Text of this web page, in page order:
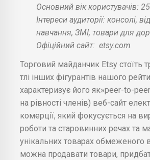
Основний вік користувачів:
Інтереси аудиторії: консолі,
навчання, ЗМІ, товари для
Офіційний сайт: etsy.com
Торговий майданчик Etsy стоїть
тлі інших фігурантів нашого
характеризує його як»peer-to-
на рівності членів) веб-сайт
комерції, який фокусується на
роботи та старовинних речах та
унікальних товарах обмеженого
можна продавати товари,